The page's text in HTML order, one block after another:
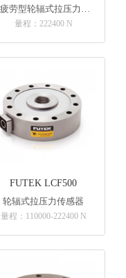
抗疲劳型轮辐式拉压力传感器
量程：222400 N
FUTEK LCF500
轮辐式拉压力传感器
量程：110000-222400 N